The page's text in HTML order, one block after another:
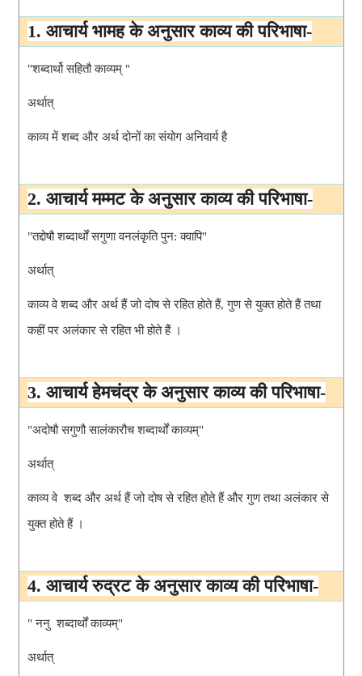
1. आचार्य भामह के अनुसार काव्य की परिभाषा-
"शब्दार्थो सहितौ काव्यम् "
अर्थात्
2. आचार्य मम्मट के अनुसार काव्य की परिभाषा-
"तद्दोषौ शब्दार्थों सगुणा वनलंकृति पुन: क्वापि"
अर्थात्
काव्य वे शब्द और अर्थ हैं जो दोष से रहित होते हैं, गुण से युक्त होते हैं तथा
कहीं पर अलंकार से रहित भी होते हैं ।
3. आचार्य हेमचंद्र के अनुसार काव्य की परिभाषा-
"अदोषौ सगुणौ सालंकारौच शब्दार्थों काव्यम्"
अर्थात्
काव्य वे  शब्द और अर्थ हैं जो दोष से रहित होते हैं और गुण तथा अलंकार से
युक्त होते हैं ।
4. आचार्य रुद्रट के अनुसार काव्य की परिभाषा-
" ननु  शब्दार्थों काव्यम्"
अर्थात्